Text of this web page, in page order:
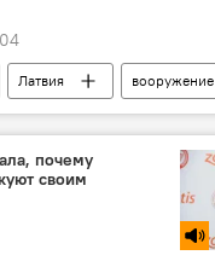
Латвия
вооружение
почему
своим